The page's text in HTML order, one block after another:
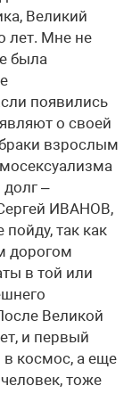
Великий
лет. Мне не
была
появились
о своей
взрослым
долг –
ИВАНОВ,
так как
дорогом
в той или
Великой
и первый
в космос, а еще
тоже